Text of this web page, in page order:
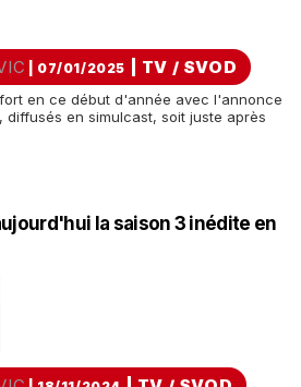
| 07/01/2025 TV / SVOD
en ce début d'année avec l'annonce
diffusés en simulcast, soit juste après
la saison 3 inédite en